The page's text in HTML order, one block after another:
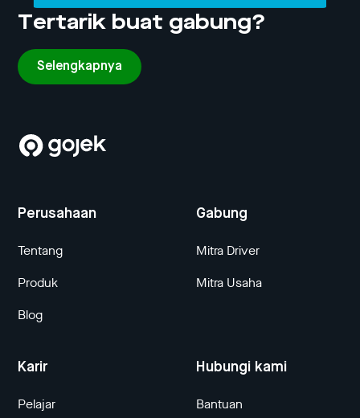
Tertarik buat gabung?
Selengkapnya
Perusahaan
Tentang
Produk
Blog
Gabung
Mitra Driver
Mitra Usaha
Karir
Pelajar
Hubungi kami
Bantuan